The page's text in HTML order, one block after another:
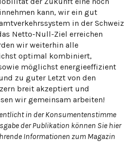
kann, wir ein gut
in der Schweiz
Netto-Null-Ziel erreichen
wir weiterhin alle
optimal kombiniert,
möglichst energieeffizient
zu guter Letzt von den
breit akzeptiert und
wir gemeinsam arbeiten!
in der Konsumentenstimme
der Publikation können Sie hier
Informationen zum Magazin